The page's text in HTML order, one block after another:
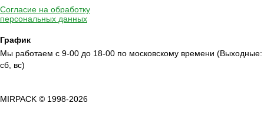
Согласие на обработку
персональных данных
График
Мы работаем с 9-00 до 18-00 по московскому времени (Выходные:
сб, вс)
MIRPACK © 1998-2026